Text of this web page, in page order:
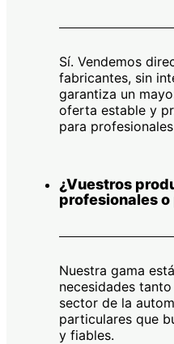
Sí. Vendemos
fabricantes, sin
garantiza un
oferta estable y
para
¿Vuestros
profesionales
Nuestra gama
necesidades
sector de la
particulares que
y fiables.